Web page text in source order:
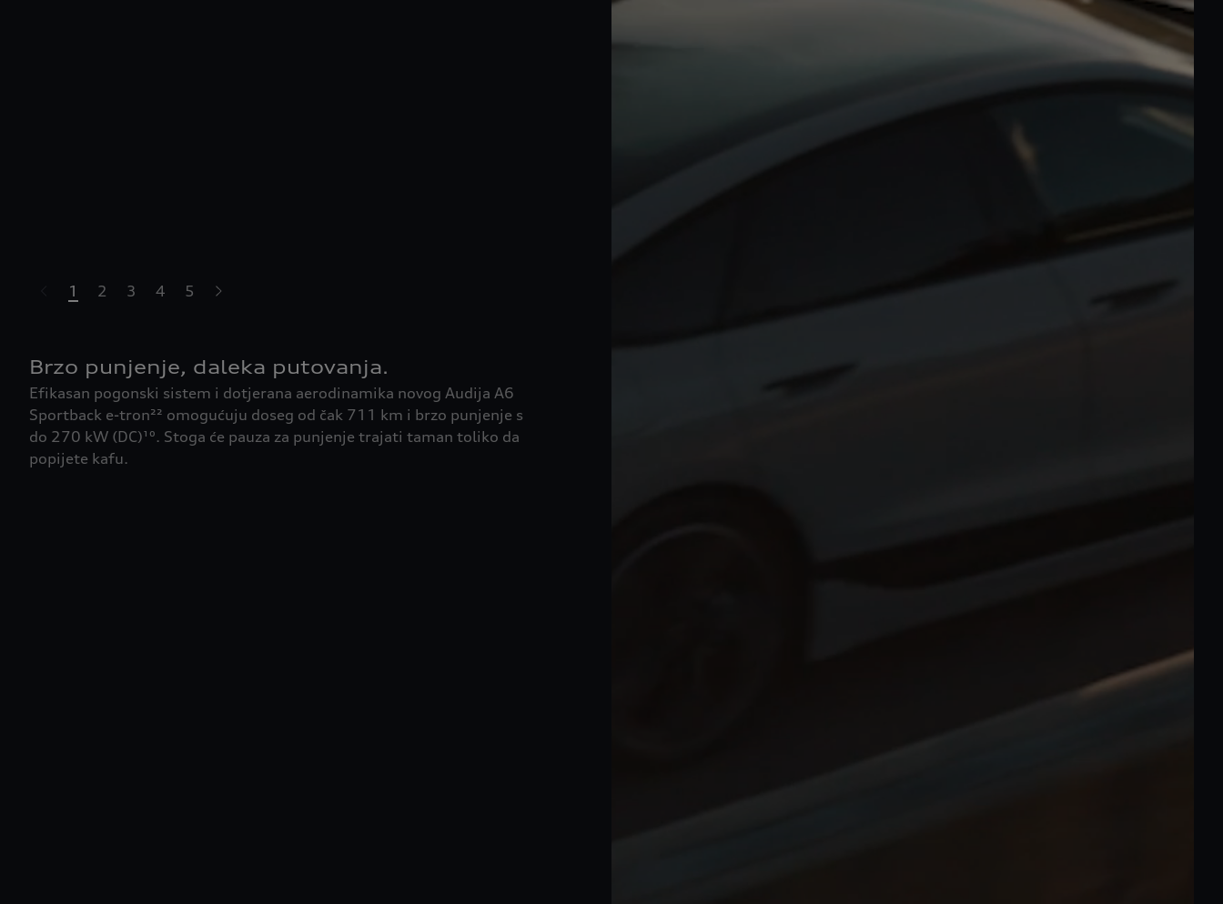
1 2 3 4 5
Brzo punjenje, daleka putovanja.
Efikasan pogonski sistem i dotjerana aerodinamika novog Audija A6
Sportback e-tron²² omogućuju doseg od čak 711 km i brzo punjenje s
do 270 kW (DC)¹⁰. Stoga će pauza za punjenje trajati taman toliko da
popijete kafu.